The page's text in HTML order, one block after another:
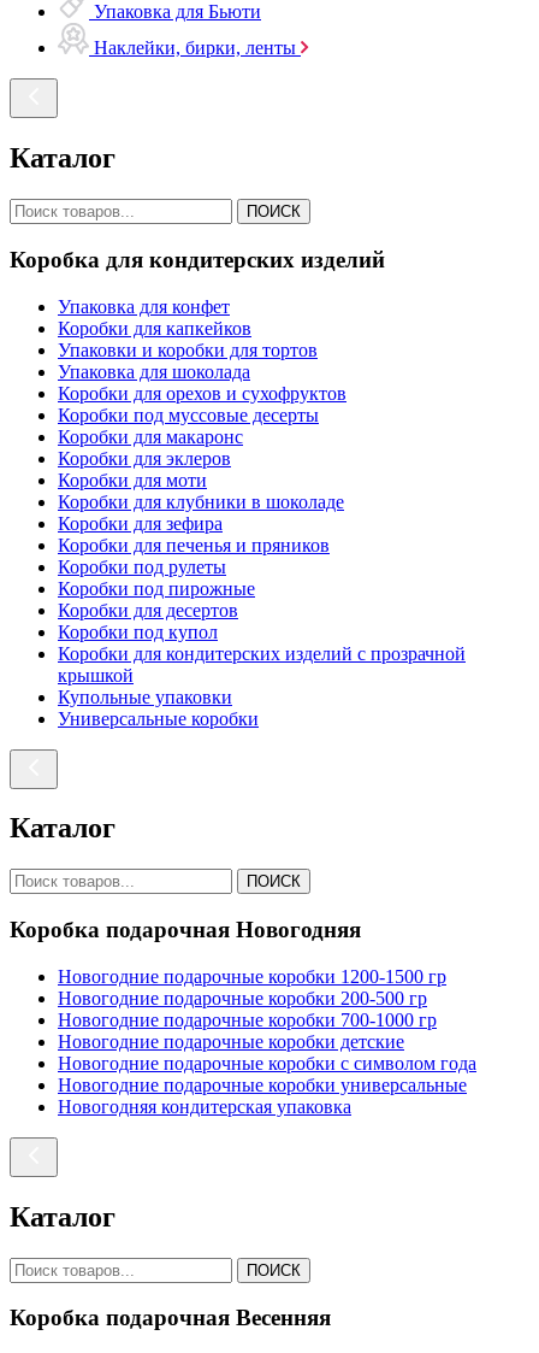
Упаковка для Бьюти
Наклейки, бирки, ленты
Каталог
ПОИСК
Коробка для кондитерских изделий
Упаковка для конфет
Коробки для капкейков
Упаковки и коробки для тортов
Упаковка для шоколада
Коробки для орехов и сухофруктов
Коробки под муссовые десерты
Коробки для макаронс
Коробки для эклеров
Коробки для моти
Коробки для клубники в шоколаде
Коробки для зефира
Коробки для печенья и пряников
Коробки под рулеты
Коробки под пирожные
Коробки для десертов
Коробки под купол
Коробки для кондитерских изделий с прозрачной
крышкой
Купольные упаковки
Универсальные коробки
Каталог
ПОИСК
Коробка подарочная Новогодняя
Новогодние подарочные коробки 1200-1500 гр
Новогодние подарочные коробки 200-500 гр
Новогодние подарочные коробки 700-1000 гр
Новогодние подарочные коробки детские
Новогодние подарочные коробки с символом года
Новогодние подарочные коробки универсальные
Новогодняя кондитерская упаковка
Каталог
ПОИСК
Коробка подарочная Весенняя